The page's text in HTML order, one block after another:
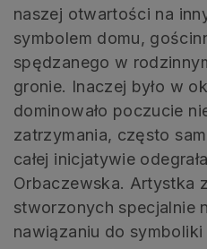
naszej otwartości na
symbolem domu,
spędzanego w
gronie. Inaczej było w
dominowało poczucie
zatrzymania, często
całej inicjatywie
Orbaczewska. Artystka
stworzonych specjalnie
nawiązaniu do symboliki